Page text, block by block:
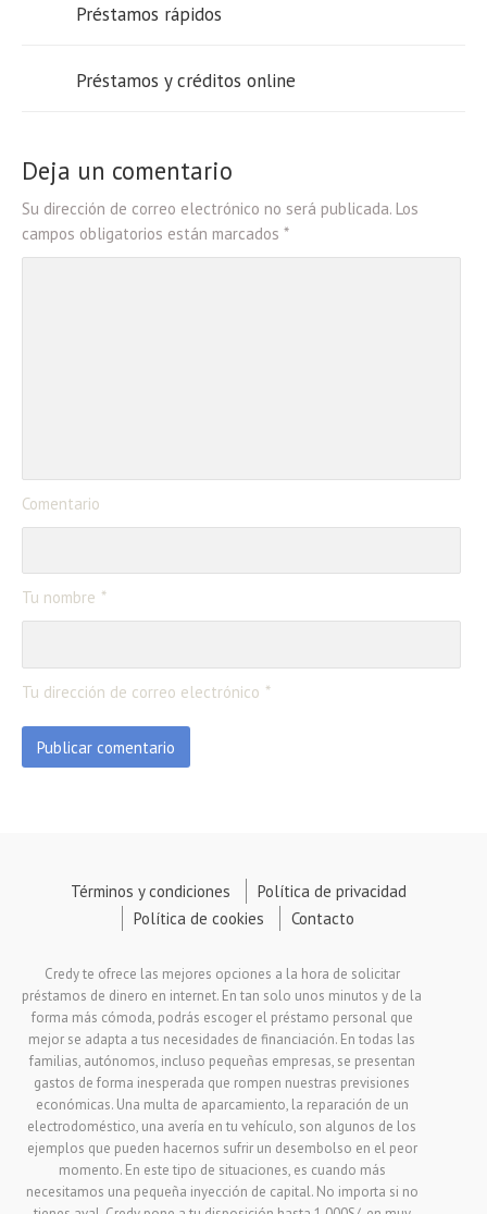
Préstamos rápidos
Préstamos y créditos online
Deja un comentario
Su dirección de correo electrónico no será publicada. Los
campos obligatorios están marcados *
Comentario
Tu nombre
Tu dirección de correo electrónico
Términos y condiciones
Política de privacidad
Política de cookies
Contacto
Credy te ofrece las mejores opciones a la hora de solicitar
préstamos de dinero en internet. En tan solo unos minutos y de la
forma más cómoda, podrás escoger el préstamo personal que
mejor se adapta a tus necesidades de financiación. En todas las
familias, autónomos, incluso pequeñas empresas, se presentan
gastos de forma inesperada que rompen nuestras previsiones
económicas. Una multa de aparcamiento, la reparación de un
electrodoméstico, una avería en tu vehículo, son algunos de los
ejemplos que pueden hacernos sufrir un desembolso en el peor
momento. En este tipo de situaciones, es cuando más
necesitamos una pequeña inyección de capital. No importa si no